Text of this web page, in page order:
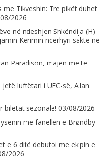
me Tikveshin: Tre pikët duhet
2026
në ndeshjen Shkëndija (H) –
Kerimin ndërhyri saktë në
Paradison, majën më të
luftëtari i UFC-së, Allan
biletat sezonale! 03/08/2026
me fanellën e Brøndby
e 6 ditë debutoi me ekipin e
2026